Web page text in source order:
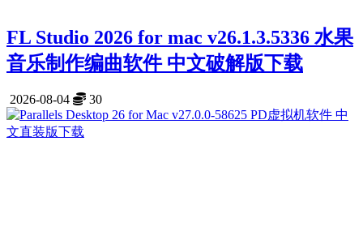
FL Studio 2026 for mac v26.1.3.5336 水果
音乐制作编曲软件 中文破解版下载
2026-08-04 30